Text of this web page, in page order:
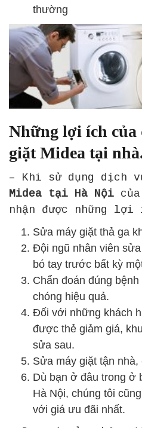
thường
Những lợi ích của
giặt Midea tại
– Khi sử dụng dịch
Midea tại Hà Nội
nhận được những lợi
Sửa máy giặt thả ga
Đội ngũ nhân viên
bó tay trước bất kỳ
Chẩn đoán đúng
chóng hiệu quả.
Đối với những khách
được thẻ giảm giá,
sửa sau.
Sửa máy giặt tận nhà,
Dù bạn ở đâu trong ở
Hà Nội, chúng tôi
với giá ưu đãi nhất.